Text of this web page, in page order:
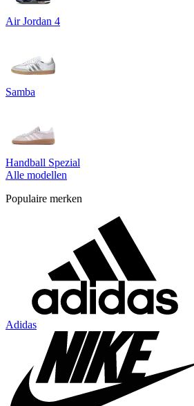
Air Jordan 4
Samba
Handball Spezial
Alle modellen
Populaire merken
Adidas